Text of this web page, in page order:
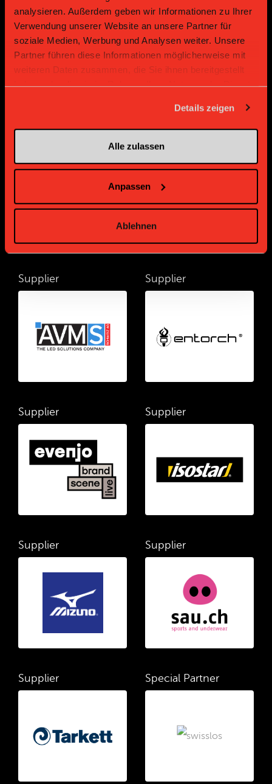
analysieren. Außerdem geben wir Informationen zu Ihrer
Verwendung unserer Website an unsere Partner für
soziale Medien, Werbung und Analysen weiter. Unsere
Partner führen diese Informationen möglicherweise mit
weiteren Daten zusammen, die Sie ihnen bereitgestellt
Details zeigen
Alle zulassen
Anpassen
Ablehnen
Gold Partner Gold Partner
Supplier Supplier
Supplier Supplier
Supplier Supplier
Supplier Special Partner